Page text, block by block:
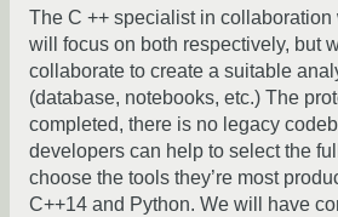
The C ++ specialist in
will focus on both respectively, but
collaborate to create a suitable
(database, notebooks, etc.) The
completed, there is no legacy
developers can help to select the
choose the tools they’re most
C++14 and Python. We will have